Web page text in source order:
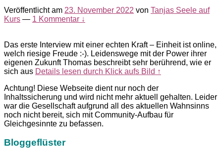
Veröffentlicht am 23. November 2022 von Tanjas Seele auf
Kurs — 1 Kommentar ↓
Das erste Interview mit einer echten Kraft – Einheit ist online,
welch riesige Freude :-). Leidenswege mit der Power ihrer
eigenen Zukunft Thomas beschreibt sehr berührend, wie er
sich aus Details lesen durch Klick aufs Bild ↑
Achtung! Diese Webseite dient nur noch der
Inhaltssicherung und wird nicht mehr aktuell gehalten. Leider
war die Gesellschaft aufgrund all des aktuellen Wahnsinns
noch nicht bereit, sich mit Community-Aufbau für
Gleichgesinnte zu befassen.
Bloggeflüster